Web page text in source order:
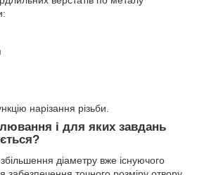
нарізання різьби.
і для яких завдань
діаметру вже існуючого